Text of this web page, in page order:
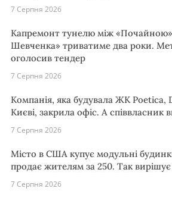
7 Серпня 2026
Капремонт тунелю між «Почайною»
Шевченка» триватиме два роки.
оголосив тендер
7 Серпня 2026
Компанія, яка будувала ЖК Poetica,
Києві, закрила офіс. А співвласник
7 Серпня 2026
Місто в США купує модульні
продає жителям за 250. Так
7 Серпня 2026